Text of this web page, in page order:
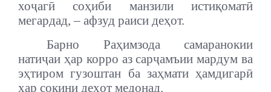
хоҷагӣ соҳиби манзили истиқоматӣ
мегардад, – афзуд раиси деҳот.
Барно Раҳимзода самаранокии
натиҷаи ҳар корро аз сарҷамъии мардум ва
эҳтиром гузоштан ба заҳмати ҳамдигарӣ
ҳар сокини деҳот медонад.